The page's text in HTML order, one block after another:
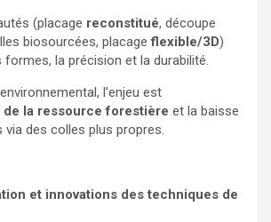
(placage reconstitué, découpe
biosourcées, placageflexible/3D)
formes, la précision et la durabilité.
l’enjeu est
de la ressource forestière et la baisse
via des colles plus propres.
et innovations des techniques de